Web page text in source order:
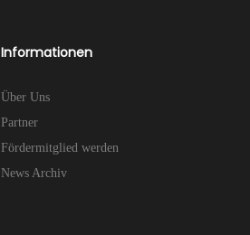
Informationen
Über Uns
Partner
Fördermitglied werden
News Archiv